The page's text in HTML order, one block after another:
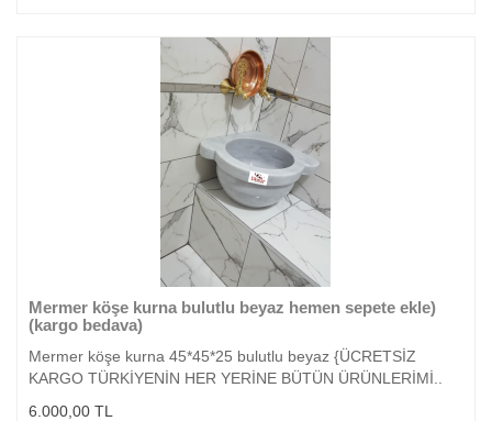
Mermer köşe kurna bulutlu beyaz hemen sepete ekle)
(kargo bedava)
Mermer köşe kurna 45*45*25 bulutlu beyaz {ÜCRETSİZ
KARGO TÜRKİYENİN HER YERİNE BÜTÜN ÜRÜNLERİMİ..
6.000,00 TL